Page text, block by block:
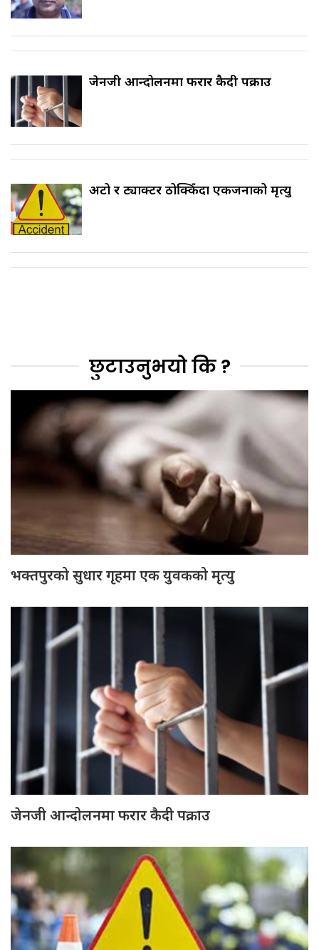
जेनजी आन्दोलनमा फरार कैदी पक्राउ
अटो र ट्याक्टर ठोक्किँदा एकजनाको मृत्यु
छुटाउनुभयो कि ?
भक्तपुरको सुधार गृहमा एक युवकको मृत्यु
जेनजी आन्दोलनमा फरार कैदी पक्राउ